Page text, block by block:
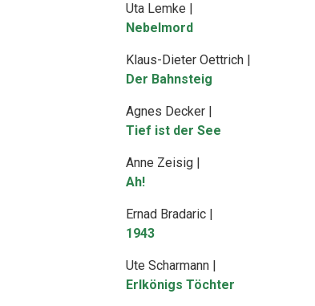
Uta Lemke |
Nebelmord
Klaus-Dieter Oettrich |
Der Bahnsteig
Agnes Decker |
Tief ist der See
Anne Zeisig |
Ah!
Ernad Bradaric |
1943
Ute Scharmann |
Erlkönigs Töchter